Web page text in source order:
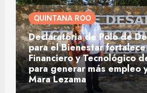
QUINTANA ROO
Declaratoria de Polo de
para el Bienestar
Financiero y Tecnológico
para generar más empleo
Mara Lezama